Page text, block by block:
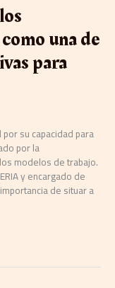
una de
para
su capacidad para
por la
modelos de trabajo.
y encargado de
de situar a